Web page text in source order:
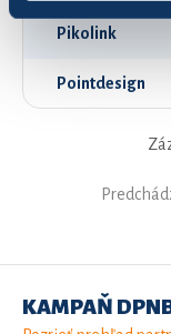
Pikolink
Pointdesign
KAMPAŇ